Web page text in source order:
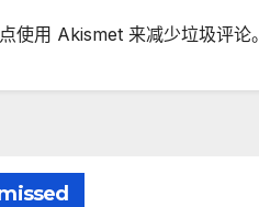
使用 Akismet 来减少垃圾评论。